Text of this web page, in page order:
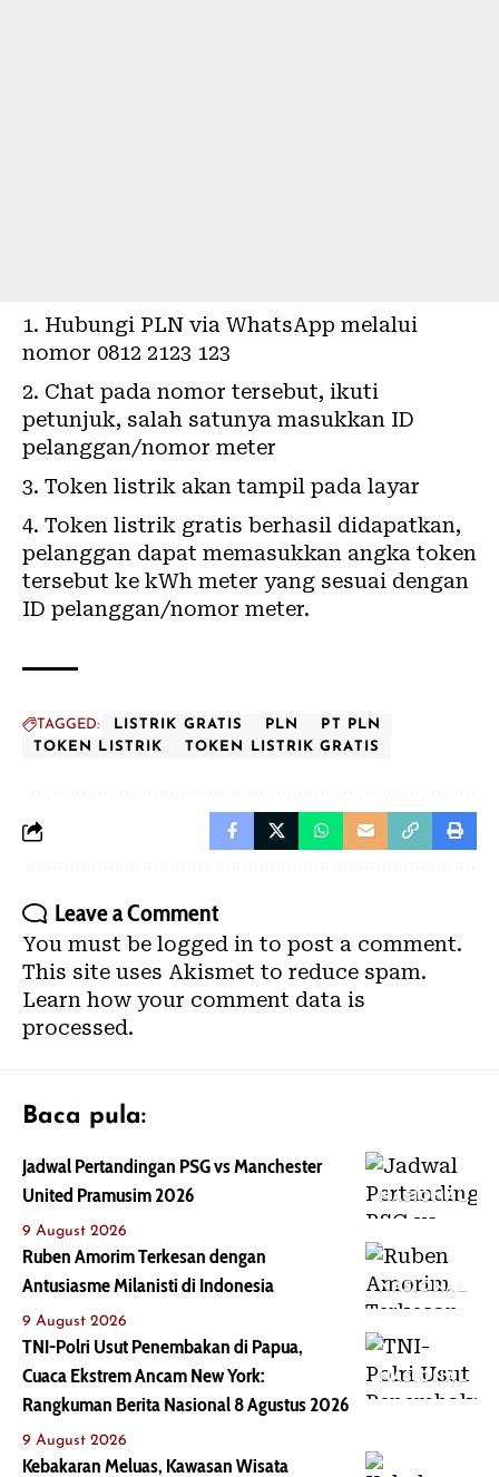
Hubungi PLN via WhatsApp melalui
nomor 0812 2123 123
Chat pada nomor tersebut, ikuti
petunjuk, salah satunya masukkan ID
pelanggan/nomor meter
Token listrik akan tampil pada layar
Token listrik gratis berhasil didapatkan,
pelanggan dapat memasukkan angka token
tersebut ke kWh meter yang sesuai dengan
ID pelanggan/nomor meter.
TAGGED: LISTRIK GRATIS PLN
PT PLN
TOKEN LISTRIK
TOKEN LISTRIK GRATIS
Leave a Comment
You must be logged in to post a comment.
This site uses Akismet to reduce spam.
Learn how your comment data is
processed.
Baca pula:
NASIONAL
Jadwal Pertandingan PSG vs Manchester
United Pramusim 2026
9 August 2026
NASIONAL
Ruben Amorim Terkesan dengan
Antusiasme Milanisti di Indonesia
9 August 2026
NASIONAL
TNI-Polri Usut Penembakan di Papua,
Cuaca Ekstrem Ancam New York:
Rangkuman Berita Nasional 8 Agustus 2026
9 August 2026
Kebakaran Meluas, Kawasan Wisata